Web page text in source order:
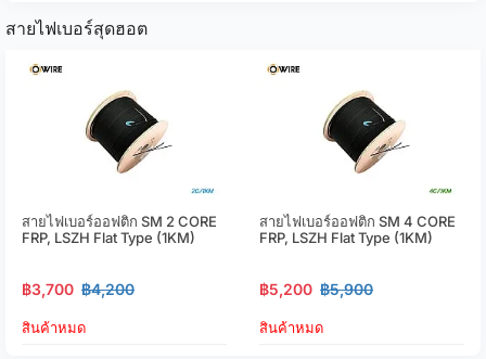
สายไฟเบอร์สุดฮอต
สายไฟเบอร์ออฟติก SM 2 CORE
FRP, LSZH Flat Type (1KM)
฿3,700 ฿4,200
สินค้าหมด
สายไฟเบอร์ออฟติก SM 4 CORE
FRP, LSZH Flat Type (1KM)
฿5,200 ฿5,900
สินค้าหมด